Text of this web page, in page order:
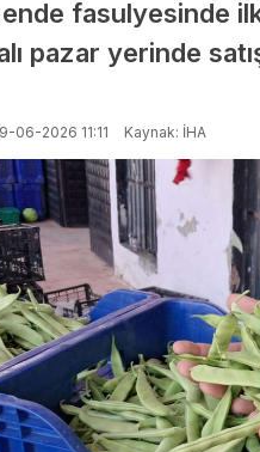
fasulyesinde
pazar yerinde
06-2026 11:11 Kaynak: İHA